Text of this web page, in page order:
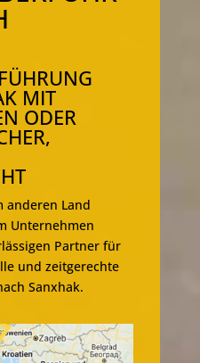
MIT
ODER
anderen Land
Unternehmen
Partner für
und zeitgerechte
Sanxhak.